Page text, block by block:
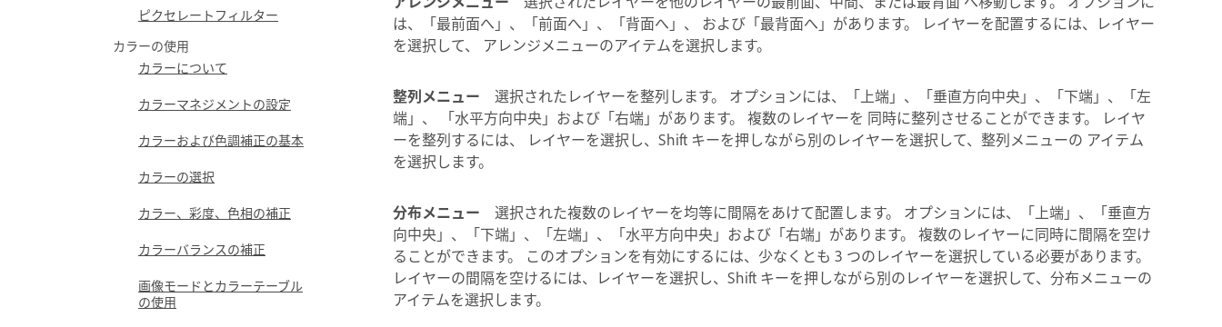
ピクセレートフィルター
カラーの使用
カラーについて
カラーマネジメントの設定
カラーおよび色調補正の基本
カラーの選択
カラー、彩度、色相の補正
カラーバランスの補正
画像モードとカラーテーブル
の使用
は、「最前面へ」、「前面へ」、「背面へ」、 および「最背面へ」があります。 レイヤーを配置するには、レイヤー
を選択して、 アレンジメニューのアイテムを選択します。
整列メニュー
選択されたレイヤーを整列します。 オプションには、「上端」、「垂直方向中央」、「下端」、「左
端」、 「水平方向中央」および「右端」があります。 複数のレイヤーを 同時に整列させることができます。 レイヤ
ーを整列するには、 レイヤーを選択し、Shift キーを押しながら別のレイヤーを選択して、整列メニューの アイテム
を選択します。
分布メニュー
選択された複数のレイヤーを均等に間隔をあけて配置します。 オプションには、「上端」、「垂直方
向中央」、「下端」、「左端」、「水平方向中央」および「右端」があります。 複数のレイヤーに同時に間隔を空け
ることができます。 このオプションを有効にするには、少なくとも 3 つのレイヤーを選択している必要があります。
レイヤーの間隔を空けるには、レイヤーを選択し、Shift キーを押しながら別のレイヤーを選択して、分布メニューの
アイテムを選択します。